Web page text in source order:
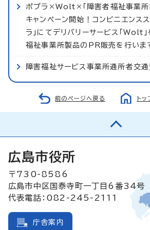
ポプラ×Wolt×「障害者福祉事業所
キャンペーン開始！コンビニエンスス
ラ」にてデリバリーサービス「Wolt
福祉事業所製品のPR販売を行いま
障害福祉サービス事業所通所者交
前のページへ戻る ト
広島市役所
〒730-8586
広島市中区国泰寺町一丁目6番34号
代表電話：082-245-2111
庁舎案内